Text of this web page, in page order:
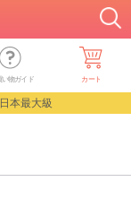
い物ガイド カート
本最大級